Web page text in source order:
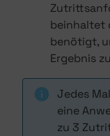
beinhaltet
benötigt,
Ergebnis
Jedes
eine
zu 3